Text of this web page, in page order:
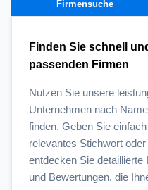
Firmensuche
Finden Sie schnell
passenden Firmen
Nutzen Sie unsere
Unternehmen nach
finden. Geben Sie
relevantes Stichwort
entdecken Sie detaillierte
und Bewertungen, die